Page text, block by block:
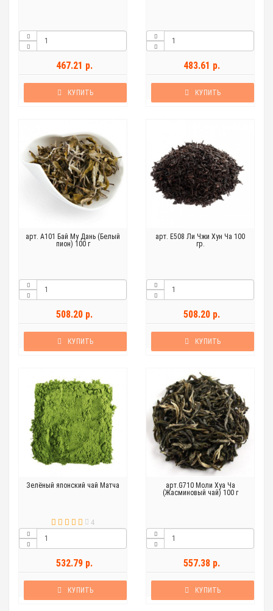
467.21 р.
КУПИТЬ
483.61 р.
КУПИТЬ
арт. А101 Бай Му Дань (Белый
пион) 100 г
508.20 р.
КУПИТЬ
арт. Е508 Ли Чжи Хун Ча 100
гр.
508.20 р.
КУПИТЬ
Зелёный японский чай Матча
4
532.79 р.
КУПИТЬ
арт.G710 Моли Хуа Ча
(Жасминовый чай) 100 г
557.38 р.
КУПИТЬ